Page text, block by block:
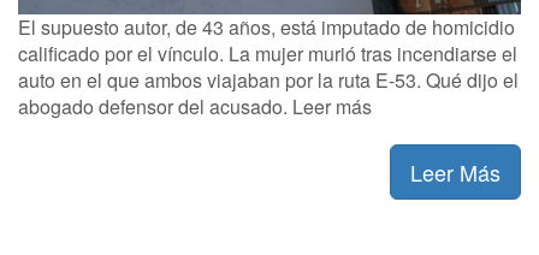
El supuesto autor, de 43 años, está imputado de homicidio
calificado por el vínculo. La mujer murió tras incendiarse el
auto en el que ambos viajaban por la ruta E-53. Qué dijo el
abogado defensor del acusado. Leer más
Leer Más